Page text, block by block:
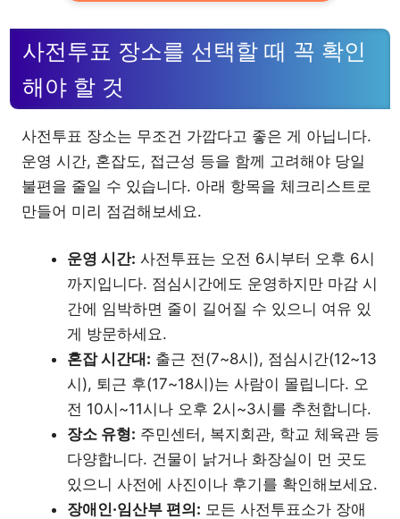
사전투표 장소를 선택할 때 꼭 확인
해야 할 것
사전투표 장소는 무조건 가깝다고 좋은 게 아닙니다.
운영 시간, 혼잡도, 접근성 등을 함께 고려해야 당일
불편을 줄일 수 있습니다. 아래 항목을 체크리스트로
만들어 미리 점검해보세요.
운영 시간: 사전투표는 오전 6시부터 오후 6시
까지입니다. 점심시간에도 운영하지만 마감 시
간에 임박하면 줄이 길어질 수 있으니 여유 있
게 방문하세요.
혼잡 시간대: 출근 전(7~8시), 점심시간(12~13
시), 퇴근 후(17~18시)는 사람이 몰립니다. 오
전 10시~11시나 오후 2시~3시를 추천합니다.
장소 유형: 주민센터, 복지회관, 학교 체육관 등
다양합니다. 건물이 낡거나 화장실이 먼 곳도
있으니 사전에 사진이나 후기를 확인해보세요.
장애인·임산부 편의: 모든 사전투표소가 장애